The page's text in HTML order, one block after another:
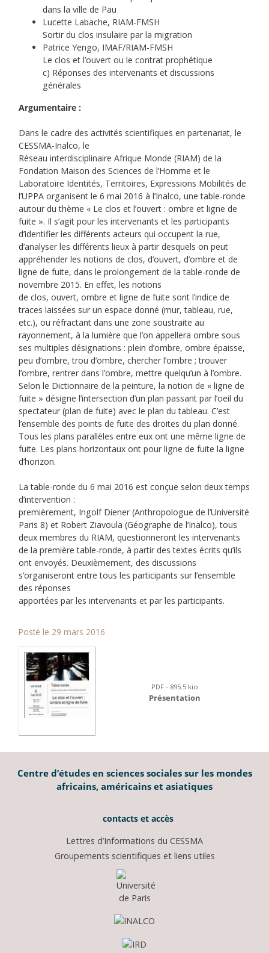
dans la ville de Pau
Lucette Labache, RIAM-FMSH
Sortir du clos insulaire par la migration
Patrice Yengo, IMAF/RIAM-FMSH
Le clos et l’ouvert ou le contrat prophétique
c) Réponses des intervenants et discussions
générales
Argumentaire :
Dans le cadre des activités scientifiques en partenariat, le
CESSMA-Inalco, le
Réseau interdisciplinaire Afrique Monde (RIAM) de la
Fondation Maison des Sciences de l’Homme et le
Laboratoire Identités, Territoires, Expressions Mobilités de
l’UPPA organisent le 6 mai 2016 à l’Inalco, une table-ronde
autour du thème « Le clos et l’ouvert : ombre et ligne de
fuite ». Il s’agit pour les intervenants et les participants
d’identifier les différents acteurs qui occupent la rue,
d’analyser les différents lieux à partir desquels on peut
appréhender les notions de clos, d’ouvert, d’ombre et de
ligne de fuite, dans le prolongement de la table-ronde de
novembre 2015. En effet, les notions
de clos, ouvert, ombre et ligne de fuite sont l’indice de
traces laissées sur un espace donné (mur, tableau, rue,
etc.), ou réfractant dans une zone soustraite au
rayonnement, à la lumière que l’on appellera ombre sous
ses multiples désignations : plein d’ombre, ombre épaisse,
peu d’ombre, trou d’ombre, chercher l’ombre ; trouver
l’ombre, rentrer dans l’ombre, mettre quelqu’un à l’ombre.
Selon le Dictionnaire de la peinture, la notion de « ligne de
fuite » désigne l’intersection d’un plan passant par l’oeil du
spectateur (plan de fuite) avec le plan du tableau. C’est
l’ensemble des points de fuite des droites du plan donné.
Tous les plans parallèles entre eux ont une même ligne de
fuite. Les plans horizontaux ont pour ligne de fuite la ligne
d’horizon.
La table-ronde du 6 mai 2016 est conçue selon deux temps
d’intervention :
premièrement, Ingolf Diener (Anthropologue de l’Université
Paris 8) et Robert Ziavoula (Géographe de l’Inalco), tous
deux membres du RIAM, questionneront les intervenants
de la première table-ronde, à partir des textes écrits qu’ils
ont envoyés. Deuxièmement, des discussions
s’organiseront entre tous les participants sur l’ensemble
des réponses
apportées par les intervenants et par les participants.
Posté le 29 mars 2016
PDF - 895.5 kio
Présentation
Centre d’études en sciences sociales sur les mondes
africains, américains et asiatiques
contacts et accès
Lettres d’Informations du CESSMA
Groupements scientifiques et liens utiles